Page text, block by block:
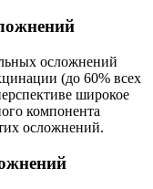
осложнений
(до 60% всех
широкое
компонента
осложнений.